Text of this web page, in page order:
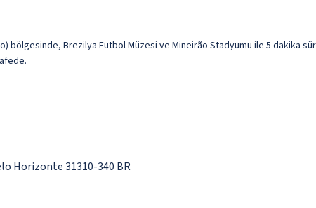
bölgesinde, Brezilya Futbol Müzesi ve Mineirão Stadyumu ile 5 dakika
Horizonte 31310-340 BR